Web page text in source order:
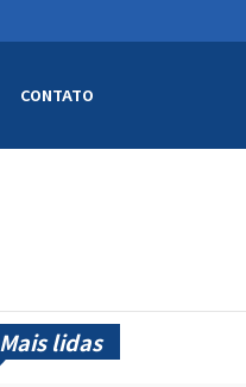
CONTATO
Mais lidas